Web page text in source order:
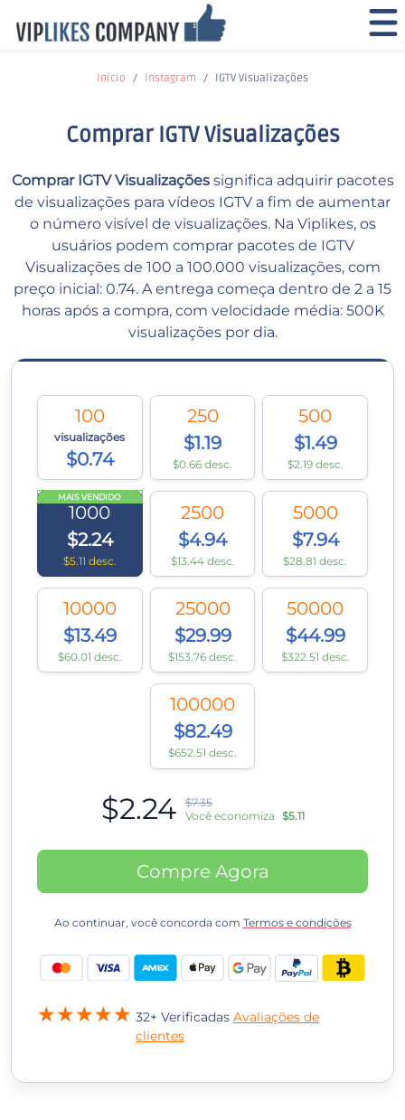
Início Instagram IGTV Visualizações
Comprar IGTV Visualizações
Comprar IGTV Visualizaçõessignifica adquirir pacotes
de visualizações para vídeos IGTV a fim de aumentar
o número visível de visualizações. Na Viplikes, os
usuários podem comprar pacotes de IGTV
Visualizações de 100 a 100.000 visualizações, com
preço inicial: 0.74. A entrega começa dentro de 2 a 15
horas após a compra, com velocidade média: 500K
visualizações por dia.
100
visualizações
$0.74
250
$1.19
$0.66 desc.
500
$1.49
$2.19 desc.
MAIS VENDIDO
1000
$2.24
$5.11 desc.
2500
$4.94
$13.44 desc.
5000
$7.94
$28.81 desc.
10000
$13.49
$60.01 desc.
25000
$29.99
$153.76 desc.
50000
$44.99
$322.51 desc.
100000
$82.49
$652.51 desc.
$2.24
$7.35
Você economiza $5.11
Compre Agora
Ao continuar, você concorda com Termos e condições
32+ Verificadas Avaliações de
clientes